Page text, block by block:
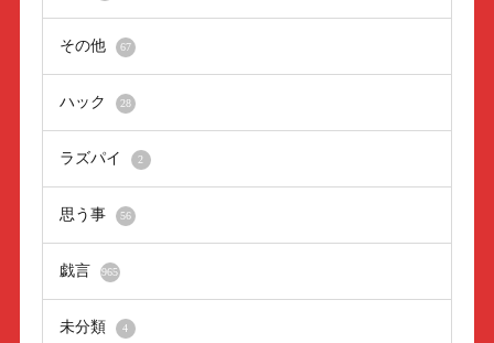
その他 67
ハック 28
ラズパイ 2
思う事 56
戯言 965
未分類 4